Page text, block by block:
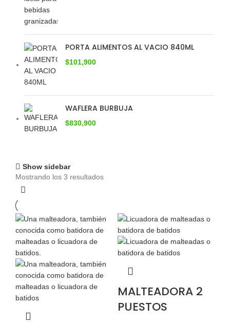
PORTA ALIMENTOS AL VACIO 840ML
$101,900
WAFLERA BURBUJA
$830,900
Show sidebar
Mostrando los 3 resultados
MALTEADORA 2
PUESTOS